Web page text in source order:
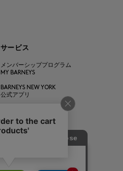
サービス
メンバーシッププログラム
MY BARNEYS
BARNEYS NEW YORK
公式アプリ